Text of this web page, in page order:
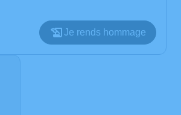
Je rends hommage